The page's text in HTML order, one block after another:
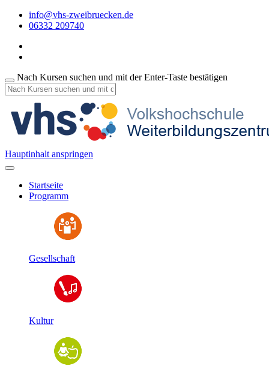
info@vhs-zweibruecken.de
06332 209740
Nach Kursen suchen und mit der Enter-Taste bestätigen
Hauptinhalt anspringen
Startseite
Programm
Gesellschaft
Kultur